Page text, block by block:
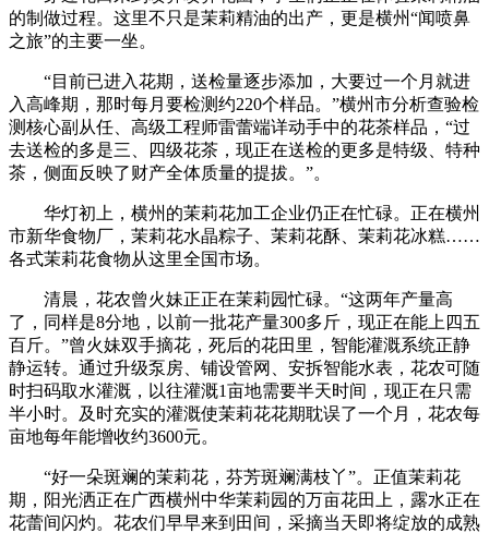
的制做过程。这里不只是茉莉精油的出产，更是横州“闻喷鼻
之旅”的主要一坐。
“目前已进入花期，送检量逐步添加，大要过一个月就进
入高峰期，那时每月要检测约220个样品。”横州市分析查验检
测核心副从任、高级工程师雷蕾端详动手中的花茶样品，“过
去送检的多是三、四级花茶，现正在送检的更多是特级、特种
茶，侧面反映了财产全体质量的提拔。”。
华灯初上，横州的茉莉花加工企业仍正在忙碌。正在横州
市新华食物厂，茉莉花水晶粽子、茉莉花酥、茉莉花冰糕……
各式茉莉花食物从这里全国市场。
清晨，花农曾火妹正正在茉莉园忙碌。“这两年产量高
了，同样是8分地，以前一批花产量300多斤，现正在能上四五
百斤。”曾火妹双手摘花，死后的花田里，智能灌溉系统正静
静运转。通过升级泵房、铺设管网、安拆智能水表，花农可随
时扫码取水灌溉，以往灌溉1亩地需要半天时间，现正在只需
半小时。及时充实的灌溉使茉莉花花期耽误了一个月，花农每
亩地每年能增收约3600元。
“好一朵斑斓的茉莉花，芬芳斑斓满枝丫”。正值茉莉花
期，阳光洒正在广西横州中华茉莉园的万亩花田上，露水正在
花蕾间闪灼。花农们早早来到田间，采摘当天即将绽放的成熟